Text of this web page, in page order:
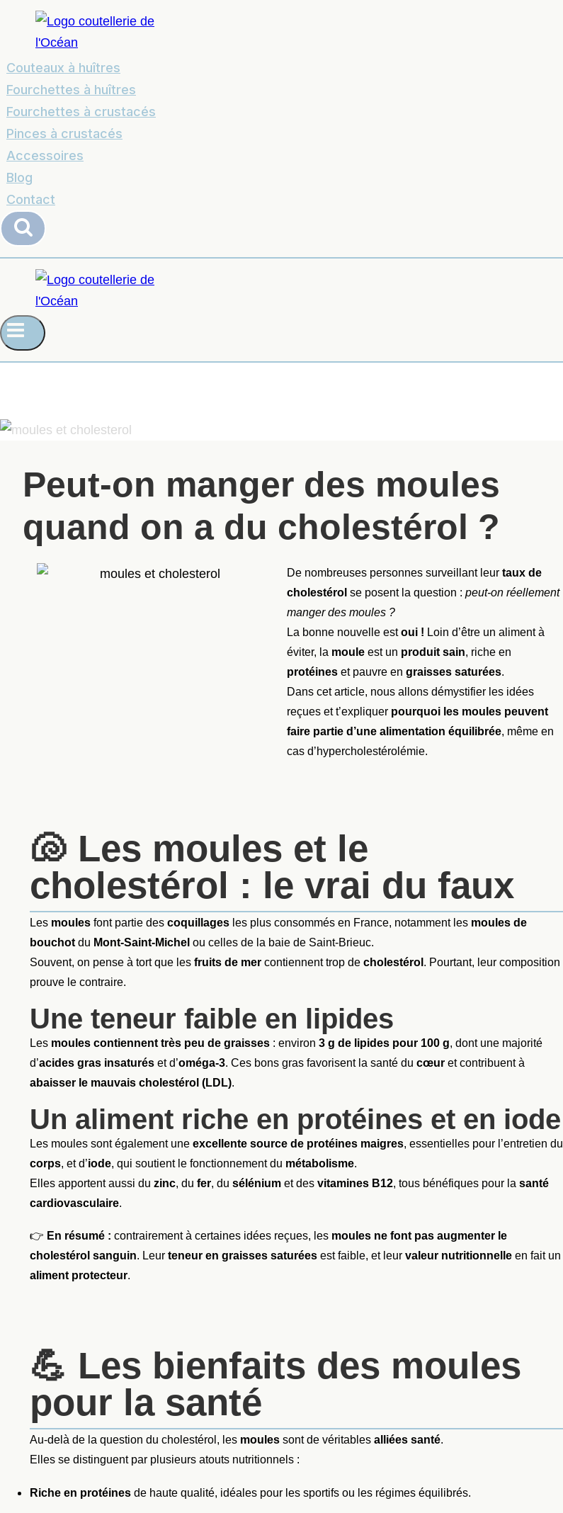
Couteaux à huîtres
Fourchettes à huîtres
Fourchettes à crustacés
Pinces à crustacés
Accessoires
Blog
Contact
Peut-on manger des moules
quand on a du cholestérol ?
De nombreuses personnes surveillant leur taux de
cholestérolse posent la question : peut-on réellement
manger des moules ?
La bonne nouvelle estoui ! Loin d’être un aliment à
éviter, la mouleest un produit sain, riche en
protéineset pauvre en graisses saturées.
Dans cet article, nous allons démystifier les idées
reçues et t’expliquer pourquoi les moules peuvent
faire partie d’une alimentation équilibrée, même en
cas d’hypercholestérolémie.
🐚 Les moules et le
cholestérol : le vrai du faux
Les moules font partie des coquillages les plus consommés en France, notamment les moules de
bouchot du Mont-Saint-Michel ou celles de la baie de Saint-Brieuc.
Souvent, on pense à tort que les fruits de mer contiennent trop de cholestérol. Pourtant, leur composition
prouve le contraire.
Une teneur faible en lipides
Les moules contiennent très peu de graisses : environ 3 g de lipides pour 100 g, dont une majorité
d’acides gras insaturés et d’oméga-3. Ces bons gras favorisent la santé du cœur et contribuent à
abaisser le mauvais cholestérol (LDL).
Un aliment riche en protéines et en iode
Les moules sont également une excellente source de protéines maigres, essentielles pour l’entretien du
corps, et d’iode, qui soutient le fonctionnement du métabolisme.
Elles apportent aussi du zinc, du fer, du sélénium et des vitamines B12, tous bénéfiques pour la santé
cardiovasculaire.
👉 En résumé : contrairement à certaines idées reçues, les moules ne font pas augmenter le
cholestérol sanguin. Leur teneur en graisses saturées est faible, et leur valeur nutritionnelle en fait un
aliment protecteur.
💪 Les bienfaits des moules
pour la santé
Au-delà de la question du cholestérol, les moules sont de véritables alliées santé.
Elles se distinguent par plusieurs atouts nutritionnels :
Riche en protéines de haute qualité, idéales pour les sportifs ou les régimes équilibrés.